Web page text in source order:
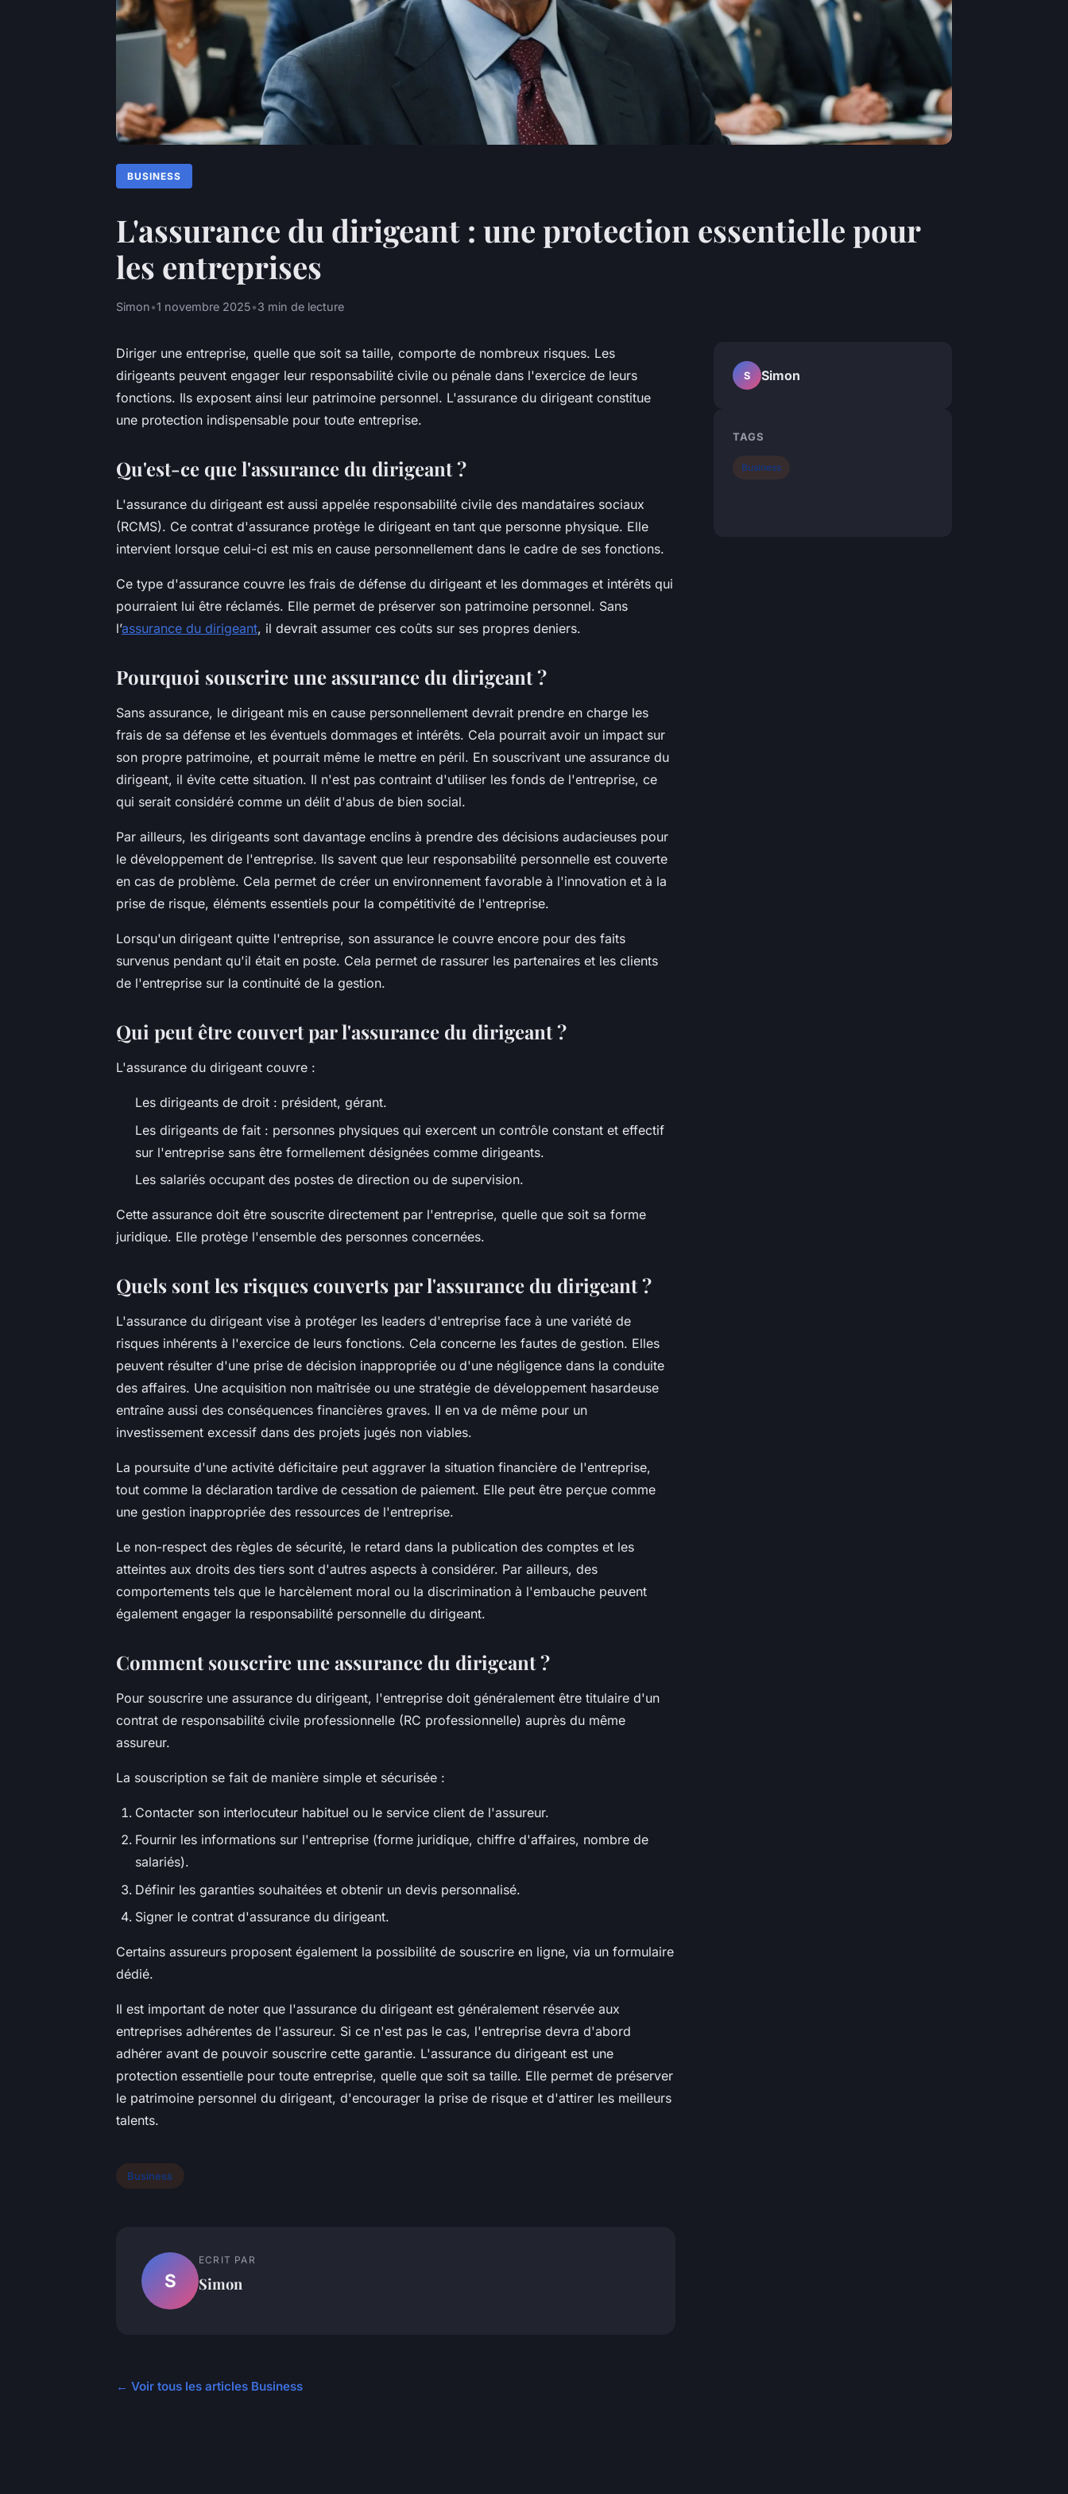
BUSINESS
L'assurance du dirigeant : une protection essentielle pour
les entreprises
Simon•1 novembre 2025•3 min de lecture
Diriger une entreprise, quelle que soit sa taille, comporte de nombreux risques. Les
dirigeants peuvent engager leur responsabilité civile ou pénale dans l'exercice de leurs
fonctions. Ils exposent ainsi leur patrimoine personnel. L'assurance du dirigeant constitue
une protection indispensable pour toute entreprise.
Qu'est-ce que l'assurance du dirigeant ?
L'assurance du dirigeant est aussi appelée responsabilité civile des mandataires sociaux
(RCMS). Ce contrat d'assurance protège le dirigeant en tant que personne physique. Elle
intervient lorsque celui-ci est mis en cause personnellement dans le cadre de ses fonctions.
Ce type d'assurance couvre les frais de défense du dirigeant et les dommages et intérêts qui
pourraient lui être réclamés. Elle permet de préserver son patrimoine personnel. Sans
l’assurance du dirigeant, il devrait assumer ces coûts sur ses propres deniers.
Pourquoi souscrire une assurance du dirigeant ?
Sans assurance, le dirigeant mis en cause personnellement devrait prendre en charge les
frais de sa défense et les éventuels dommages et intérêts. Cela pourrait avoir un impact sur
son propre patrimoine, et pourrait même le mettre en péril. En souscrivant une assurance du
dirigeant, il évite cette situation. Il n'est pas contraint d'utiliser les fonds de l'entreprise, ce
qui serait considéré comme un délit d'abus de bien social.
Par ailleurs, les dirigeants sont davantage enclins à prendre des décisions audacieuses pour
le développement de l'entreprise. Ils savent que leur responsabilité personnelle est couverte
en cas de problème. Cela permet de créer un environnement favorable à l'innovation et à la
prise de risque, éléments essentiels pour la compétitivité de l'entreprise.
Lorsqu'un dirigeant quitte l'entreprise, son assurance le couvre encore pour des faits
survenus pendant qu'il était en poste. Cela permet de rassurer les partenaires et les clients
de l'entreprise sur la continuité de la gestion.
Qui peut être couvert par l'assurance du dirigeant ?
L'assurance du dirigeant couvre :
Les dirigeants de droit : président, gérant.
Les dirigeants de fait : personnes physiques qui exercent un contrôle constant et effectif
sur l'entreprise sans être formellement désignées comme dirigeants.
Les salariés occupant des postes de direction ou de supervision.
Cette assurance doit être souscrite directement par l'entreprise, quelle que soit sa forme
juridique. Elle protège l'ensemble des personnes concernées.
Quels sont les risques couverts par l'assurance du dirigeant ?
L'assurance du dirigeant vise à protéger les leaders d'entreprise face à une variété de
risques inhérents à l'exercice de leurs fonctions. Cela concerne les fautes de gestion. Elles
peuvent résulter d'une prise de décision inappropriée ou d'une négligence dans la conduite
des affaires. Une acquisition non maîtrisée ou une stratégie de développement hasardeuse
entraîne aussi des conséquences financières graves. Il en va de même pour un
investissement excessif dans des projets jugés non viables.
La poursuite d'une activité déficitaire peut aggraver la situation financière de l'entreprise,
tout comme la déclaration tardive de cessation de paiement. Elle peut être perçue comme
une gestion inappropriée des ressources de l'entreprise.
Le non-respect des règles de sécurité, le retard dans la publication des comptes et les
atteintes aux droits des tiers sont d'autres aspects à considérer. Par ailleurs, des
comportements tels que le harcèlement moral ou la discrimination à l'embauche peuvent
également engager la responsabilité personnelle du dirigeant.
Comment souscrire une assurance du dirigeant ?
Pour souscrire une assurance du dirigeant, l'entreprise doit généralement être titulaire d'un
contrat de responsabilité civile professionnelle (RC professionnelle) auprès du même
assureur.
La souscription se fait de manière simple et sécurisée :
Contacter son interlocuteur habituel ou le service client de l'assureur.
Fournir les informations sur l'entreprise (forme juridique, chiffre d'affaires, nombre de
salariés).
Définir les garanties souhaitées et obtenir un devis personnalisé.
Signer le contrat d'assurance du dirigeant.
Certains assureurs proposent également la possibilité de souscrire en ligne, via un formulaire
dédié.
Il est important de noter que l'assurance du dirigeant est généralement réservée aux
entreprises adhérentes de l'assureur. Si ce n'est pas le cas, l'entreprise devra d'abord
adhérer avant de pouvoir souscrire cette garantie. L'assurance du dirigeant est une
protection essentielle pour toute entreprise, quelle que soit sa taille. Elle permet de préserver
le patrimoine personnel du dirigeant, d'encourager la prise de risque et d'attirer les meilleurs
talents.
Business
S
ECRIT PAR
Simon
← Voir tous les articles Business
S Simon
TAGS
Business